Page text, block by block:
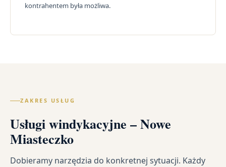
kontrahentem była możliwa.
ZAKRES USŁUG
Usługi windykacyjne – Nowe
Miasteczko
Dobieramy narzędzia do konkretnej sytuacji. Każdy